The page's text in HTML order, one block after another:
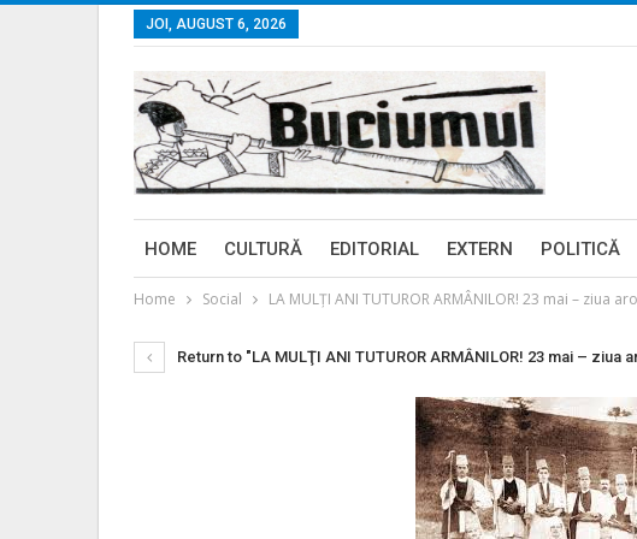
JOI, AUGUST 6, 2026
HOME CULTURĂ EDITORIAL EXTERN POLITICĂ
Home Social LA MULŢI ANI TUTUROR ARMÂNILOR! 23 mai – ziua
Return to "LA MULŢI ANI TUTUROR ARMÂNILOR! 23 mai – ziua